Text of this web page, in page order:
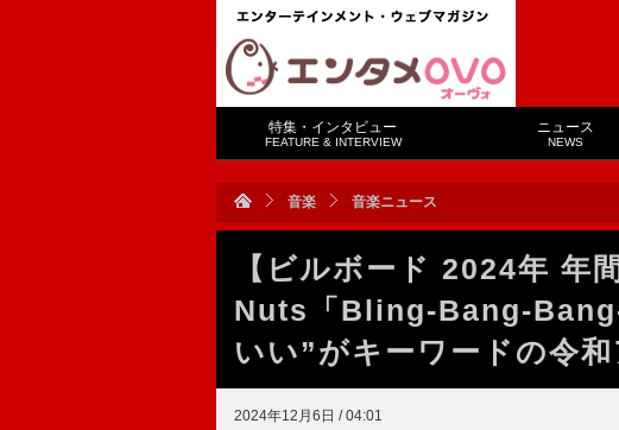
特集・インタビュー
FEATURE & INTERVIEW
ニュース
NEWS
音楽 音楽ニュース
【ビルボード 2024年
Nuts「Bling-Bang-
いい”がキーワードの令
2024年12月6日 / 04:01